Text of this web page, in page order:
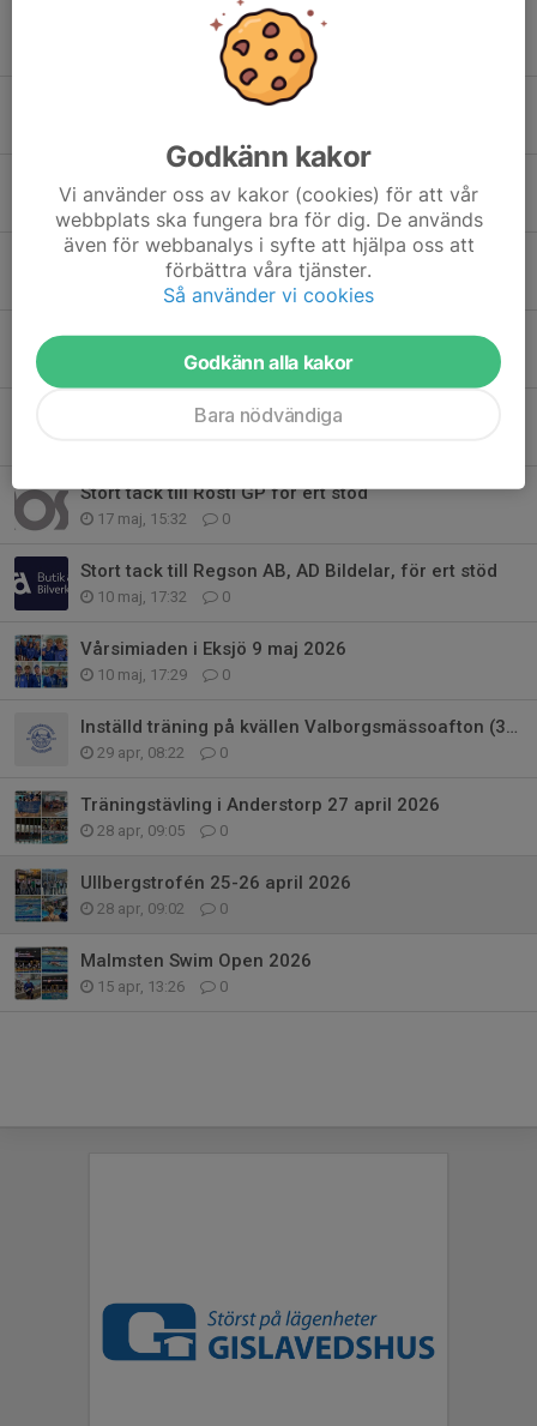
SM i Borås 26 juni 2026
0
Avslutning 7/6 för teknikgrupperna
Östsvenska mästerskapen (50m) 30-31 maj 2026
31 maj, 20:56 0
Stort tack till Södra Hestra Sparbank för ert stöd
28 maj, 15:35 0
Stort tack till Gislavedshus för ert stöd
26 maj, 16:07 0
Stort tack till Rosti GP för ert stöd
17 maj, 15:32 0
Stort tack till Regson AB, AD Bildelar, för ert stöd
10 maj, 17:32 0
Vårsimiaden i Eksjö 9 maj 2026
10 maj, 17:29 0
Inställd träning på kvällen Valborgsmässoafton (30/4)
29 apr, 08:22 0
Träningstävling i Anderstorp 27 april 2026
28 apr, 09:05 0
Ullbergstrofén 25-26 april 2026
28 apr, 09:02 0
Malmsten Swim Open 2026
15 apr, 13:26 0
Godkänn kakor
Vi använder oss av kakor (cookies) för att vår
webbplats ska fungera bra för dig. De används
även för webbanalys i syfte att hjälpa oss att
förbättra våra tjänster.
Så använder vi cookies
Godkänn alla kakor
Bara nödvändiga